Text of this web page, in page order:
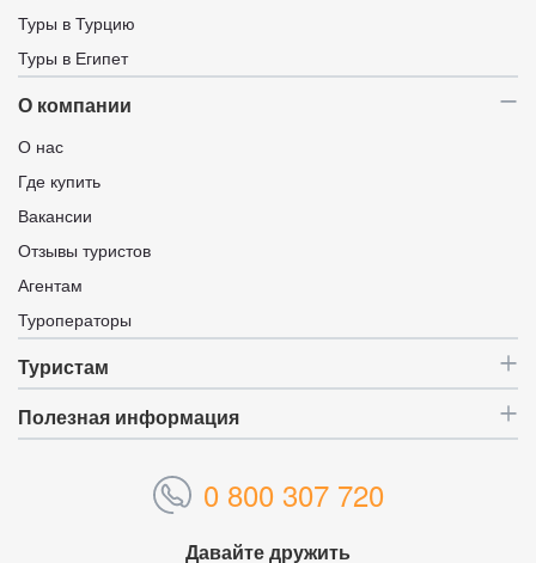
Туры в Турцию
Туры в Египет
О компании
О нас
Где купить
Вакансии
Отзывы туристов
Агентам
Туроператоры
Туристам
Полезная информация
0 800 307 720
Давайте дружить